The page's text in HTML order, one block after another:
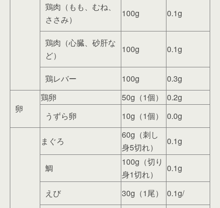
鶏肉（もも、むね、
ささみ）
100g 0.1g
鶏肉（心臓、砂肝な
ど）
100g 0.1g
鶏レバー 100g 0.3g
卵
鶏卵 50g（1個）
0.2g
うずら卵
10g（1個） 0.0g
まぐろ
60g（刺し
身5切れ）
0.1g
鯛
100g（切り
身1切れ）
0.1g
えび 30g（1尾） 0.1g/